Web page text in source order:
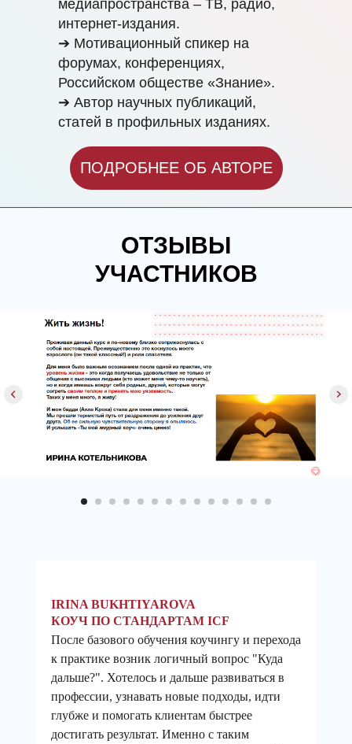
медиапространства – ТВ, радио,
интернет-издания.
➔ Мотивационный спикер на
форумах, конференциях,
Российском обществе «Знание».
➔ Автор научных публикаций,
статей в профильных изданиях.
ПОДРОБНЕЕ ОБ АВТОРЕ
ОТЗЫВЫ
УЧАСТНИКОВ
IRINA BUKHTIYAROVA
КОУЧ ПО СТАНДАРТАМ ICF
После базового обучения коучингу и перехода
к практике возник логичный вопрос "Куда
дальше?". Хотелось и дальше развиваться в
профессии, узнавать новые подходы, идти
глубже и помогать клиентам быстрее
достигать результат. Именно с таким